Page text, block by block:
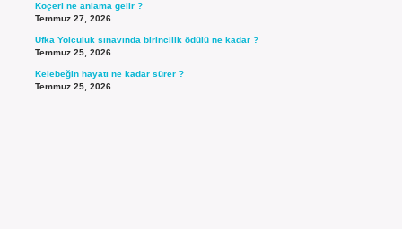
Koçeri ne anlama gelir ?
Temmuz 27, 2026
Ufka Yolculuk sınavında birincilik ödülü ne kadar ?
Temmuz 25, 2026
Kelebeğin hayatı ne kadar sürer ?
Temmuz 25, 2026